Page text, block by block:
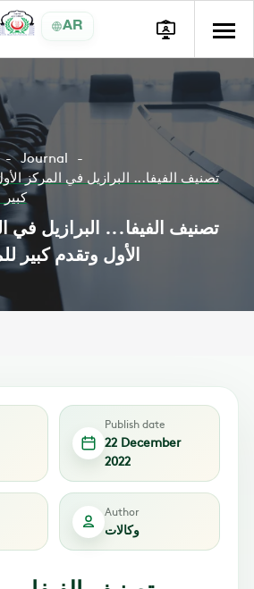
AR
Journal
تصنيف الفيفا... البرازيل في المركز
تصنيف الفيفا... البرازيل في
الأول وتقدم كبير
Publish date
22 December
2022
Author
وكالات